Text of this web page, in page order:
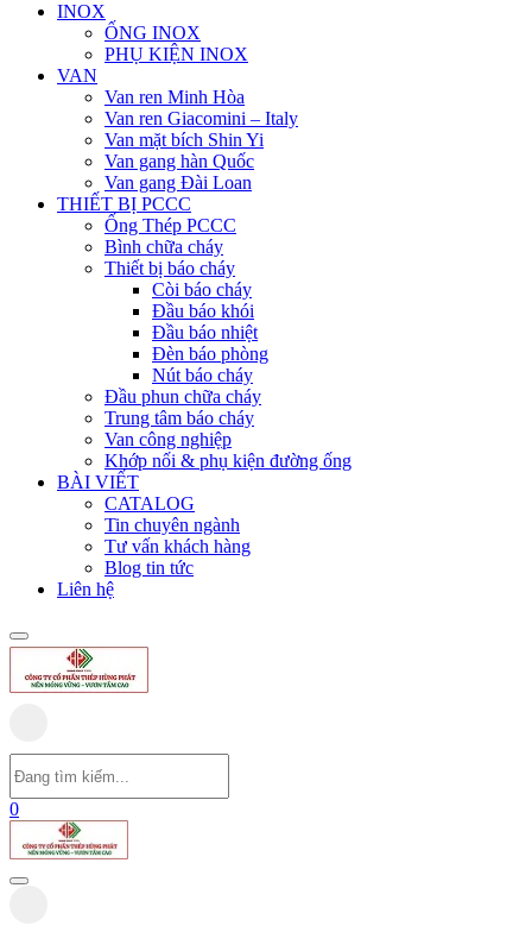
INOX
ỐNG INOX
PHỤ KIỆN INOX
VAN
Van ren Minh Hòa
Van ren Giacomini – Italy
Van mặt bích Shin Yi
Van gang hàn Quốc
Van gang Đài Loan
THIẾT BỊ PCCC
Ống Thép PCCC
Bình chữa cháy
Thiết bị báo cháy
Còi báo cháy
Đầu báo khói
Đầu báo nhiệt
Đèn báo phòng
Nút báo cháy
Đầu phun chữa cháy
Trung tâm báo cháy
Van công nghiệp
Khớp nối & phụ kiện đường ống
BÀI VIẾT
CATALOG
Tin chuyên ngành
Tư vấn khách hàng
Blog tin tức
Liên hệ
0